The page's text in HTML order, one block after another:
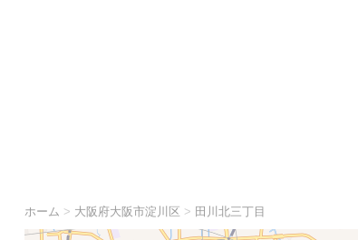
ホーム > 大阪府大阪市淀川区 > 田川北三丁目